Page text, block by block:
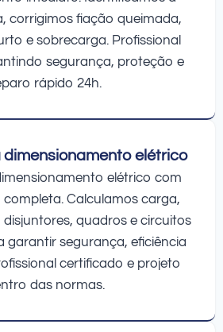
corrigimos fiação queimada,
e sobrecarga. Profissional
segurança, proteção e
rápido 24h.
dimensionamento elétrico
elétrico com
completa. Calculamos carga,
quadros e circuitos
garantir segurança, eficiência
certificado e projeto
das normas.